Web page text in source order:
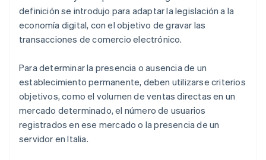
definición se introdujo para adaptar la legislación a la
economía digital, con el objetivo de gravar las
transacciones de comercio electrónico.
Para determinar la presencia o ausencia de un
establecimiento permanente, deben utilizarse criterios
objetivos, como el volumen de ventas directas en un
mercado determinado, el número de usuarios
registrados en ese mercado o la presencia de un
servidor en Italia.